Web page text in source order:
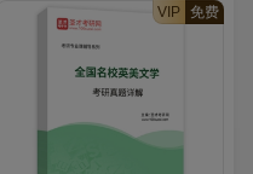
VIP 免费